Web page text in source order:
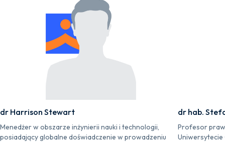
dr Harrison Stewart
Menedżer w obszarze inżynierii nauki i technologii,
posiadający globalne doświadczenie w prowadzeniu
dr hab.
Profesor